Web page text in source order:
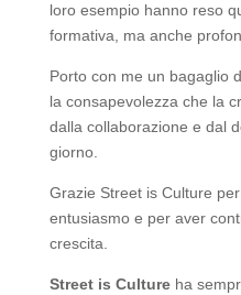
loro esempio hanno reso
formativa, ma anche
Porto con me un bagaglio
la consapevolezza che la
dalla collaborazione e dal
giorno.
Grazie Street is Culture
entusiasmo e per aver
crescita.
Street is Cultureha